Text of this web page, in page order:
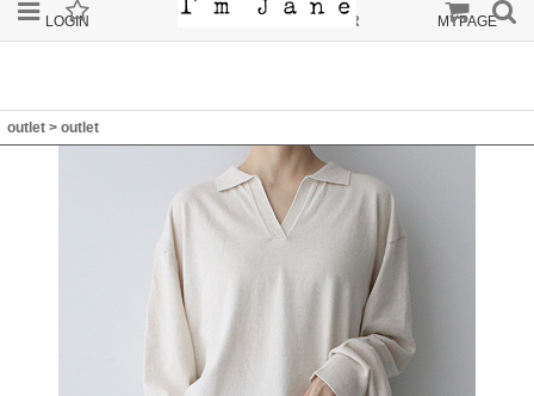
LOGIN ORDER MYPAGE
outlet > outlet